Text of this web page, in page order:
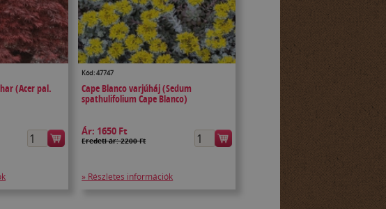
(Acer pal.
Kód: 47747
Cape Blanco varjúháj (Sedum
spathulifolium Cape Blanco)
Ár: 1650 Ft
Eredeti ár: 2200 Ft
» Részletes információk